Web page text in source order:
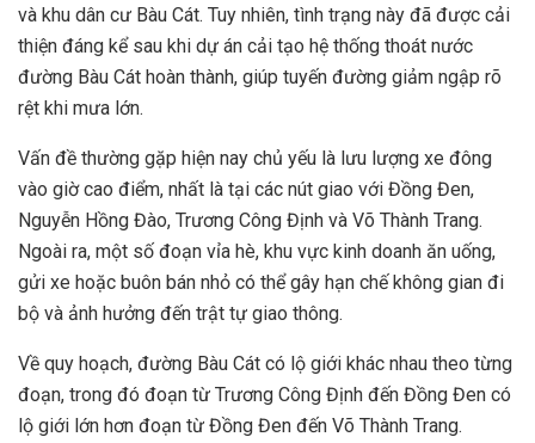
và khu dân cư Bàu Cát. Tuy nhiên, tình trạng này đã được cải
thiện đáng kể sau khi dự án cải tạo hệ thống thoát nước
đường Bàu Cát hoàn thành, giúp tuyến đường giảm ngập rõ
rệt khi mưa lớn.
Vấn đề thường gặp hiện nay chủ yếu là lưu lượng xe đông
vào giờ cao điểm, nhất là tại các nút giao với Đồng Đen,
Nguyễn Hồng Đào, Trương Công Định và Võ Thành Trang.
Ngoài ra, một số đoạn vỉa hè, khu vực kinh doanh ăn uống,
gửi xe hoặc buôn bán nhỏ có thể gây hạn chế không gian đi
bộ và ảnh hưởng đến trật tự giao thông.
Về quy hoạch, đường Bàu Cát có lộ giới khác nhau theo từng
đoạn, trong đó đoạn từ Trương Công Định đến Đồng Đen có
lộ giới lớn hơn đoạn từ Đồng Đen đến Võ Thành Trang.